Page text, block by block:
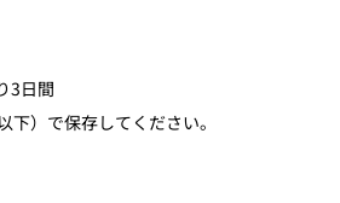
3日間
）で保存してください。